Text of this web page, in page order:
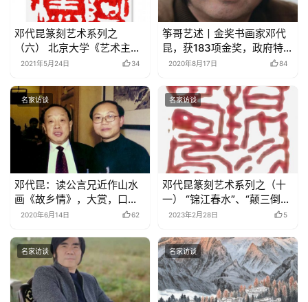
邓代昆篆刻艺术系列之
（六） 北京大学《艺术主
流》所载之邓代昆篆刻作品
2021年5月24日 34
筝哥艺述丨金奖书画家邓代
昆，获183项金奖，政府特殊
津贴专家
2020年8月17日 84
名家访谈
邓代昆：读公言兄近作山水
画《故乡情》，大赏，口占
而颂
2020年6月14日 62
名家访谈
邓代昆篆刻艺术系列之（十
一） “锦江春水”、“颠三倒四
斋主”等印章欣赏
2023年2月28日 5
名家访谈 名家访谈